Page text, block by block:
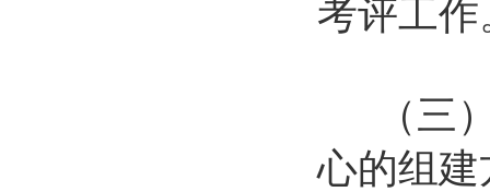
考评工作
（三）
心的组